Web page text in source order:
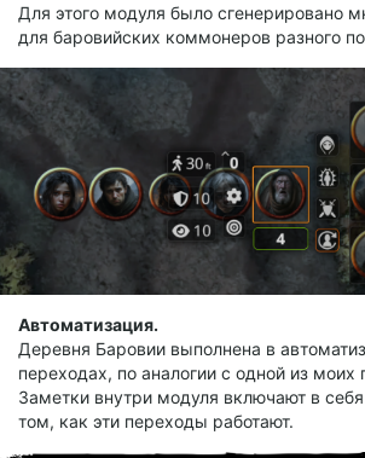
Для этого модуля было сгенерировано
для баровийских коммонеров разного
Автоматизация.
Деревня Баровии выполнена в
переходах, по аналогии с одной из
Заметки внутри модуля включают в
том, как эти переходы работают.